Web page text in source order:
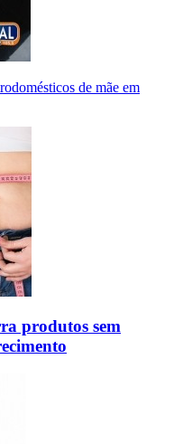
de mãe em
produtos sem